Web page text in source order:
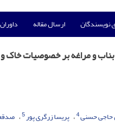
نویسندگان ارسال مقاله داوران
و مراغه بر خصوصیات
حاجی حسنی4 پریسا زرگری پور5